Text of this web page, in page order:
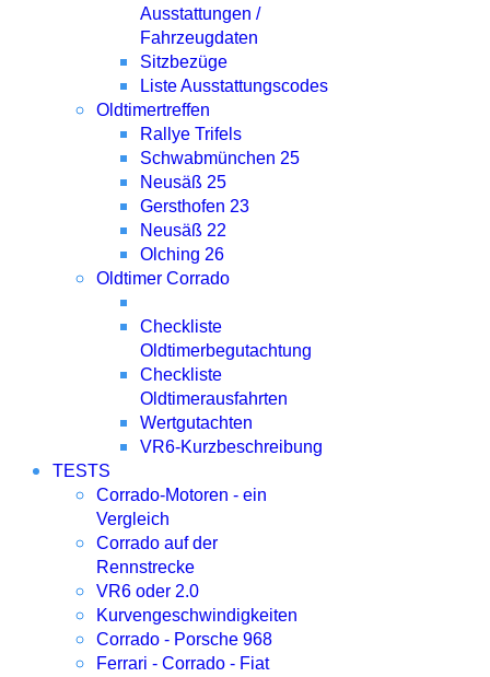
Ausstattungen /
Fahrzeugdaten
Sitzbezüge
Liste Ausstattungscodes
Oldtimertreffen
Rallye Trifels
Schwabmünchen 25
Neusäß 25
Gersthofen 23
Neusäß 22
Olching 26
Oldtimer Corrado
Checkliste
Oldtimerbegutachtung
Checkliste
Oldtimerausfahrten
Wertgutachten
VR6-Kurzbeschreibung
TESTS
Corrado-Motoren - ein
Vergleich
Corrado auf der
Rennstrecke
VR6 oder 2.0
Kurvengeschwindigkeiten
Corrado - Porsche 968
Ferrari - Corrado - Fiat